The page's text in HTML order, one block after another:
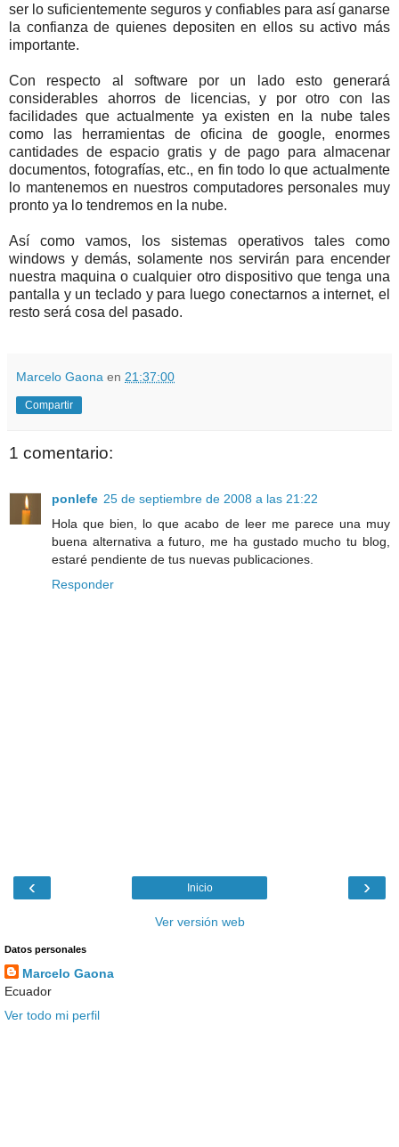
ser lo suficientemente seguros y confiables para así ganarse
la confianza de quienes depositen en ellos su activo más
importante.
Con respecto al software por un lado esto generará
considerables ahorros de licencias, y por otro con las
facilidades que actualmente ya existen en la nube tales
como las herramientas de oficina de google, enormes
cantidades de espacio gratis y de pago para almacenar
documentos, fotografías, etc., en fin todo lo que actualmente
lo mantenemos en nuestros computadores personales muy
pronto ya lo tendremos en la nube.
Así como vamos, los sistemas operativos tales como
windows y demás, solamente nos servirán para encender
nuestra maquina o cualquier otro dispositivo que tenga una
pantalla y un teclado y para luego conectarnos a internet, el
resto será cosa del pasado.
Marcelo Gaona en 21:37:00
Compartir
1 comentario:
ponlefe 25 de septiembre de 2008 a las 21:22
Hola que bien, lo que acabo de leer me parece una muy
buena alternativa a futuro, me ha gustado mucho tu blog,
estaré pendiente de tus nuevas publicaciones.
Responder
‹ ›
Inicio
Ver versión web
Datos personales
Marcelo Gaona
Ecuador
Ver todo mi perfil